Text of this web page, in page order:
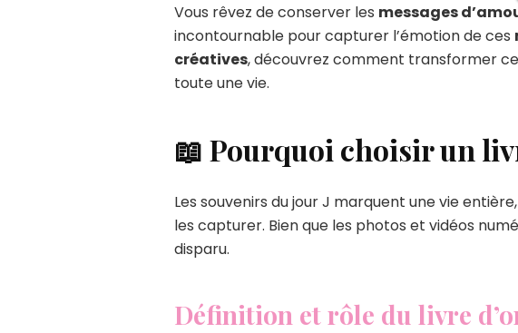
Vous rêvez de conserver les messages
incontournable pour capturer l’émotion de ces
créatives, découvrez comment transformer
toute une vie.
📖 Pourquoi choisir un
Les souvenirs du jour J marquent une vie
les capturer. Bien que les photos et vidéos
disparu.
Définition et rôle du livre